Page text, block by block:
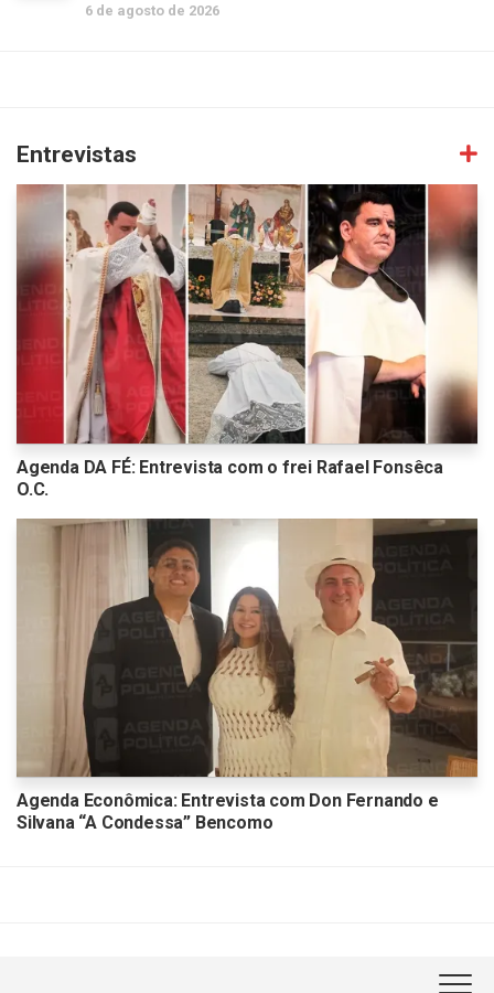
6 de agosto de 2026
Entrevistas
Agenda DA FÉ: Entrevista com o frei Rafael Fonsêca
O.C.
Agenda Econômica: Entrevista com Don Fernando e
Silvana “A Condessa” Bencomo